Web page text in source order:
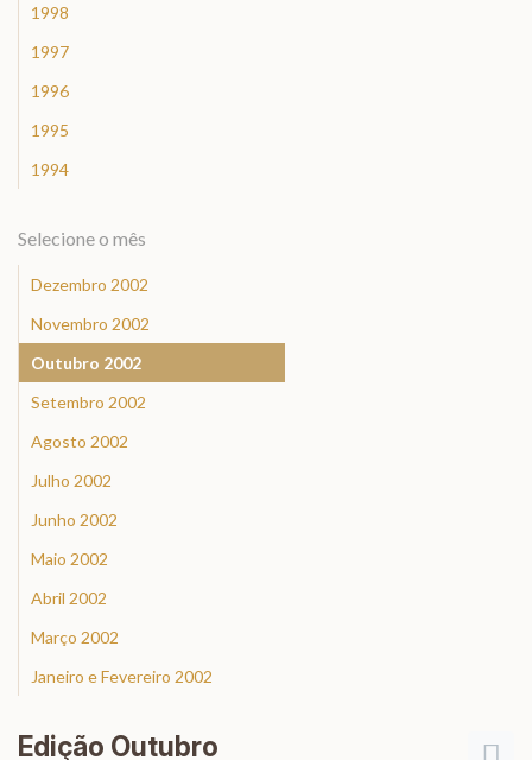
1998
1997
1996
1995
1994
Selecione o mês
Dezembro 2002
Novembro 2002
Outubro 2002
Setembro 2002
Agosto 2002
Julho 2002
Junho 2002
Maio 2002
Abril 2002
Março 2002
Janeiro e Fevereiro 2002
Edição Outubro